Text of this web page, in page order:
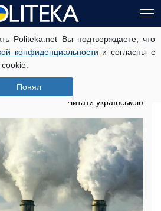
Politeka.net Вы подтверждаете, что
конфиденциальности и согласны с
Понял
№4167 о контроле
загрязнения будет
экономики - ФРУ
Читати українською